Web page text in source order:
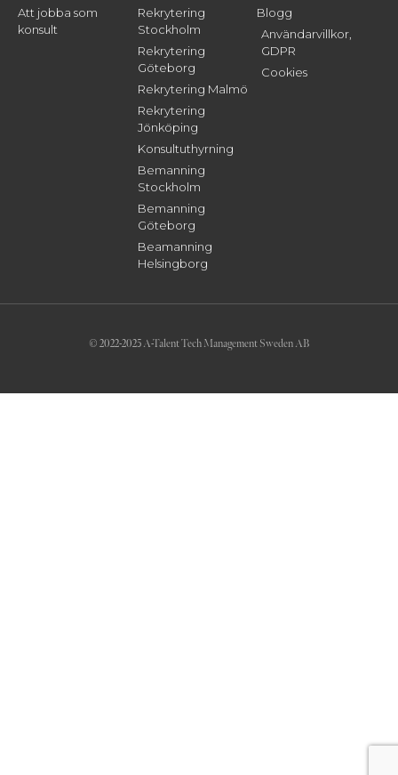
Att jobba som
konsult
Rekrytering
Stockholm
Rekrytering
Göteborg
Rekrytering Malmö
Rekrytering
Jönköping
Konsultuthyrning
Bemanning
Stockholm
Bemanning
Göteborg
Beamanning
Helsingborg
Blogg
Användarvillkor,
GDPR
Cookies
© 2022-2025 A-Talent Tech Management Sweden AB